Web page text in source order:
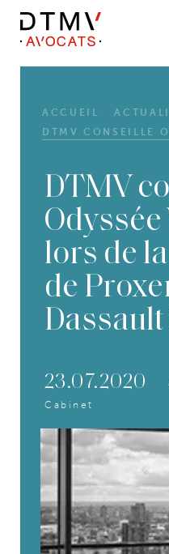
ACCUEIL
DTMV CONSEILLE
DTMV
lors de
de
23.07.2020
Cabinet